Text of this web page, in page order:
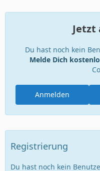
Jetzt
Du hast noch kein
Melde Dich
Anmelden
Registrierung
Du hast noch kein